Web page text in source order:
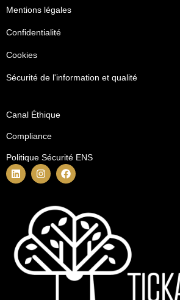
Mentions légales
Confidentialité
Cookies
Sécurité de l'information et qualité
Canal Éthique
Compliance
Politique Sécurité ENS